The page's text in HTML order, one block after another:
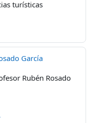
turísticas
García
Rubén Rosado